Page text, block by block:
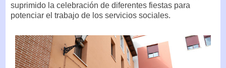
suprimido la celebración de diferentes fiestas para
potenciar el trabajo de los servicios sociales.